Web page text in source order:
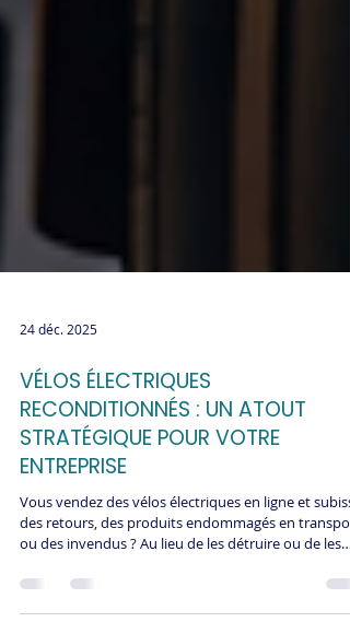
24 déc. 2025
VÉLOS ÉLECTRIQUES
RECONDITIONNÉS : UN ATOUT
STRATÉGIQUE POUR VOTRE
ENTREPRISE
Vous vendez des vélos électriques en ligne et